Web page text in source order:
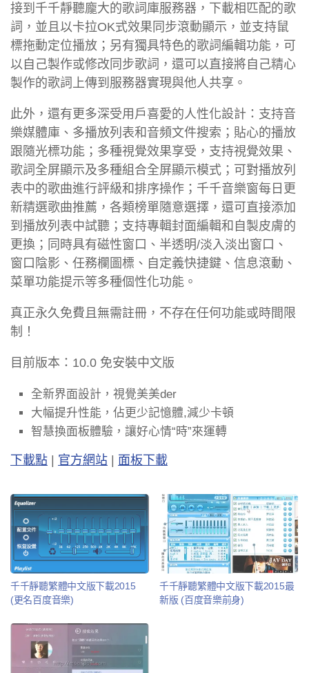
接到千千靜聽龐大的歌詞庫服務器，下載相匹配的歌
詞，並且以卡拉OK式效果同步滾動顯示，並支持鼠
標拖動定位播放；另有獨具特色的歌詞編輯功能，可
以自己製作或修改同步歌詞，還可以直接將自己精心
製作的歌詞上傳到服務器實現與他人共享。
此外，還有更多深受用戶喜愛的人性化設計：支持音
樂媒體庫、多播放列表和音頻文件搜索；貼心的播放
跟隨光標功能；多種視覺效果享受，支持視覺效果、
歌詞全屏顯示及多種組合全屏顯示模式；可對播放列
表中的歌曲進行評級和排序操作；千千音樂窗每日更
新精選歌曲推薦，各類榜單隨意選擇，還可直接添加
到播放列表中試聽；支持專輯封面編輯和自製皮膚的
更換；同時具有磁性窗口、半透明/淡入淡出窗口、
窗口陰影、任務欄圖標、自定義快捷鍵、信息滾動、
菜單功能提示等多種個性化功能。
真正永久免費且無需註冊，不存在任何功能或時間限
制！
目前版本：10.0 免安裝中文版
全新界面設計，視覺美美der
大幅提升性能，佔更少記憶體,減少卡頓
智慧換面板體驗，讓好心情“時”來運轉
下載點 | 官方網站 | 面板下載
千千靜聽繁體中文版下載2015
(更名百度音樂)
千千靜聽繁體中文版下載2015最
新版 (百度音樂前身)